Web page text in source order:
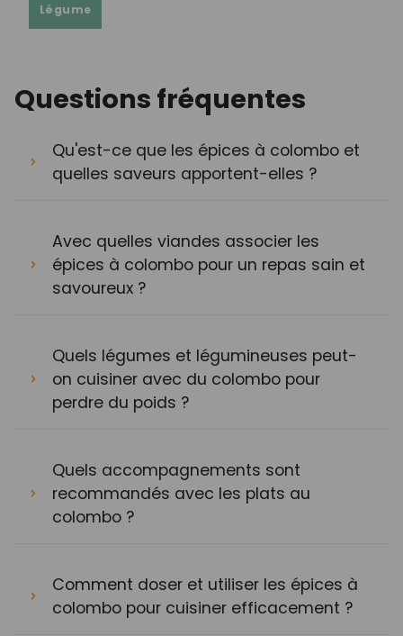
Légume
Questions fréquentes
Qu'est-ce que les épices à colombo et
quelles saveurs apportent-elles ?
Avec quelles viandes associer les
épices à colombo pour un repas sain et
savoureux ?
Quels légumes et légumineuses peut-
on cuisiner avec du colombo pour
perdre du poids ?
Quels accompagnements sont
recommandés avec les plats au
colombo ?
Comment doser et utiliser les épices à
colombo pour cuisiner efficacement ?